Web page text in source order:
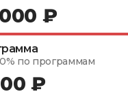
₽
по программам
₽